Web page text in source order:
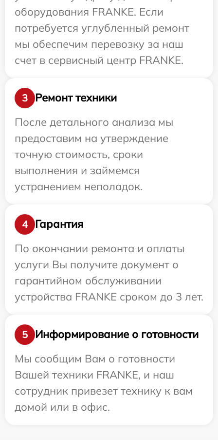
оборудования FRANKE. Если
потребуется углубленный ремонт
мы обеспечим перевозку за наш
счет в сервисный центр FRANKE.
3
Ремонт техники
После детального анализа мы
предоставим на утверждение
точную стоимость, сроки
выполнения и займемся
устранением неполадок.
4
Гарантия
По окончании ремонта и оплаты
услуги Вы получите документ о
гарантийном обслуживании
устройства FRANKE сроком до 3 лет.
5
Информирование о готовности
Мы сообщим Вам о готовности
Вашей техники FRANKE, и наш
сотрудник привезет технику к вам
домой или в офис.